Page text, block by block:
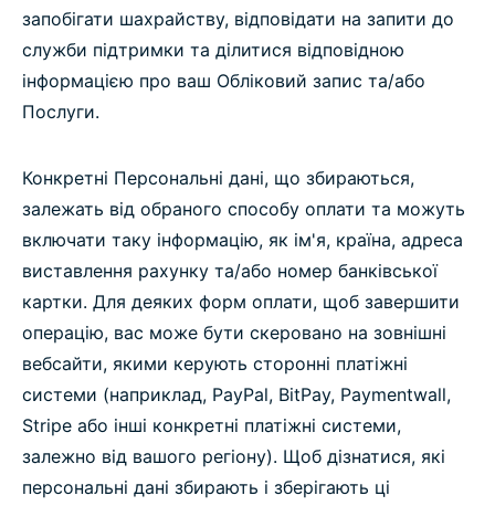
запобігати шахрайству, відповідати на запити до
служби підтримки та ділитися відповідною
інформацією про ваш Обліковий запис та/або
Послуги.
Конкретні Персональні дані, що збираються,
залежать від обраного способу оплати та можуть
включати таку інформацію, як ім'я, країна, адреса
виставлення рахунку та/або номер банківської
картки. Для деяких форм оплати, щоб завершити
операцію, вас може бути скеровано на зовнішні
вебсайти, якими керують сторонні платіжні
системи (наприклад, PayPal, BitPay, Paymentwall,
Stripe або інші конкретні платіжні системи,
залежно від вашого регіону). Щоб дізнатися, які
персональні дані збирають і зберігають ці